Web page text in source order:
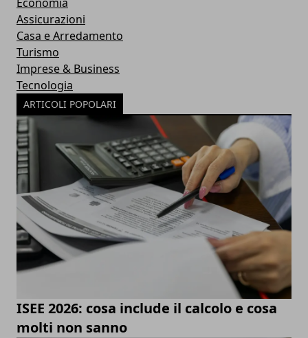
Assicurazioni
Casa e Arredamento
Turismo
Imprese & Business
Tecnologia
ARTICOLI POPOLARI
ISEE 2026: cosa include il calcolo e cosa
molti non sanno